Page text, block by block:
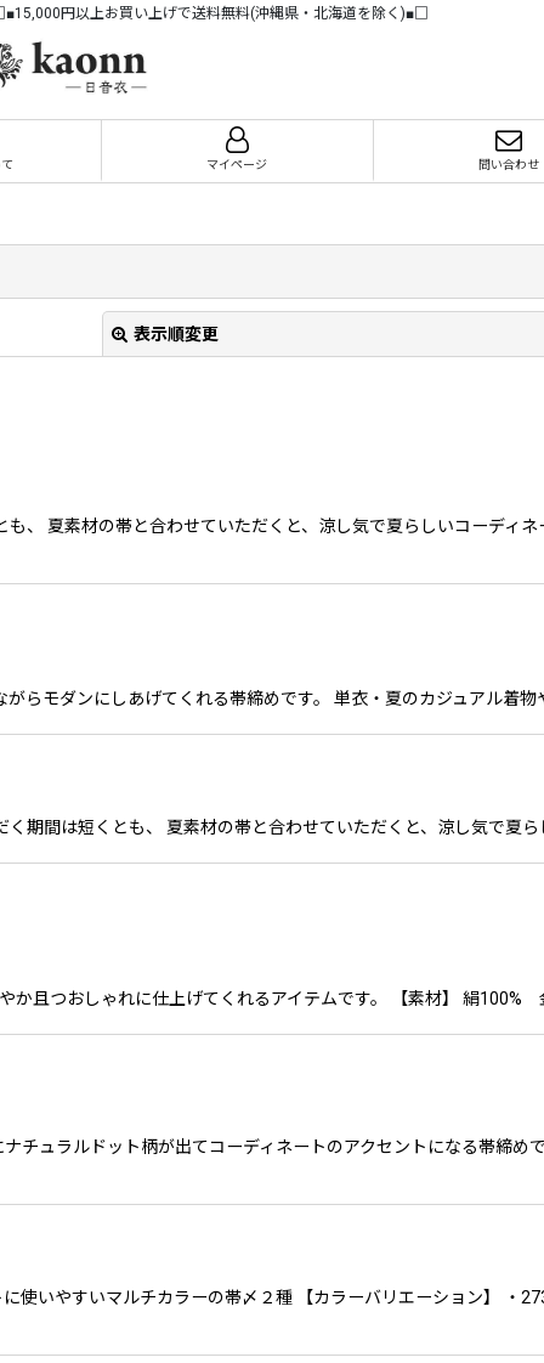
円以上お買い上げで送料無料(沖縄県・北海道を除く)■□
マイページ 問い合わせ
表示順変更
絞り込む
、 夏素材の帯と合わせていただくと、涼し気で夏らしいコーディ
モダンにしあげてくれる帯締めです。 単衣・夏のカジュアル着
間は短くとも、 夏素材の帯と合わせていただくと、涼し気で夏ら
且つおしゃれに仕上げてくれるアイテムです。 【素材】 絹100%
チュラルドット柄が出てコーディネートのアクセントになる帯締め
使いやすいマルチカラーの帯〆２種 【カラーバリエーション】 ・